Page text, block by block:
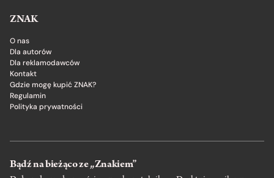
ZNAK
O nas
Dla autorów
Dla reklamodawców
Kontakt
Gdzie mogę kupić ZNAK?
Regulamin
Polityka prywatności
Bądź na bieżąco ze „Znakiem”